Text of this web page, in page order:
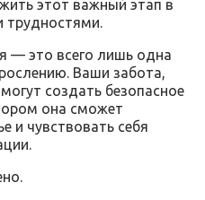
этот важный этап в
трудностями.
— это всего лишь одна
Ваши забота,
создать безопасное
она сможет
и чувствовать себя